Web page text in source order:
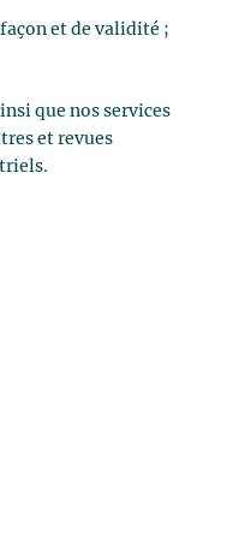
et de validité ;
que nos services
et revues